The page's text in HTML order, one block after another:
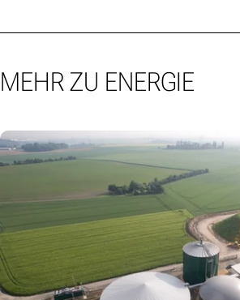
MEHR ZU ENERGIE